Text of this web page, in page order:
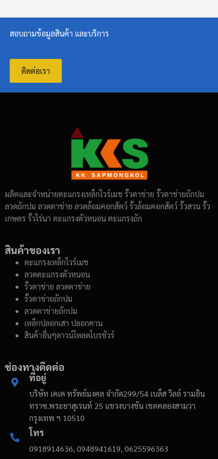
สอบถามข้อมูลสินค้า และบริการ
ติดต่อเรา
ผลิตและจำหน่ายตะแกรงเหล็กไวร์เมช รั้วตาข่าย รั้วตาข่ายถักปม
ลวดถักปม ลวดตาข่าย ลวดล้อมคอกสัตว์ รั้วล้อมคอกสัตว์ รั้วสวน รั้ว
เกษตร รั้วไร่นา ตะแกรงตัวหนอน ตะแกรงถัก
สินค้าของเรา
ตะแกรงเหล็กไวร์เมช
ลวดตะแกรงตัวหนอน
รั้วตาข่าย ลวดตาข่าย
รั้วตาข่ายถักปม
ลวดตาข่ายถักปม
เหล็กปลอกเสา ปลอกคาน
สินค้าอื่นๆดาวน์โหลดโบรชัวร์
ช่องทางติดต่อ
ที่อยู่
บริษัท เคเค ทรัพย์มงคล จำกัด299/54 เบล็ส วิลล์ รามอิน
ทราซ.พระยาสุเรนท์ 25 แขวงบางชัน เขตคลองสามวา
กรุงเทพ ฯ 10510
โทร
0918914636, 0948941619, 0625596363